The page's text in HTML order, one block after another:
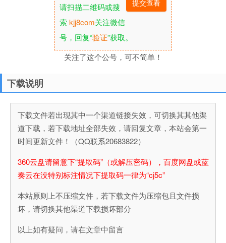
请扫描二维码或搜
索kjj8com关注微信
号，回复“验证”获取。
关注了这个公号，可不简单！
下载说明
下载文件若出现其中一个渠道链接失效，可切换其其他渠
道下载，若下载地址全部失效，请回复文章，本站会第一
时间更新文件！（QQ联系20683822）
360云盘请留意下“提取码”（或解压密码），百度网盘或蓝
奏云在没特别标注情况下提取码一律为“cj5c”
本站原则上不压缩文件，若下载文件为压缩包且文件损
坏，请切换其他渠道下载损坏部分
以上如有疑问，请在文章中留言